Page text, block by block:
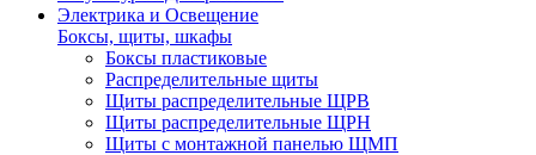
Электрика и Освещение
Боксы, щиты, шкафы
Боксы пластиковые
Распределительные щиты
Щиты распределительные ЩРВ
Щиты распределительные ЩРН
Щиты с монтажной панелью ЩМП